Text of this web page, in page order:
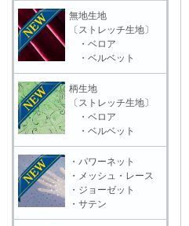
無地生地
〔ストレッチ生地〕
・ベロア
・ベルベット
柄生地
〔ストレッチ生地〕
・ベロア
・ベルベット
・パワーネット
・メッシュ・レース
・ジョーゼット
・サテン